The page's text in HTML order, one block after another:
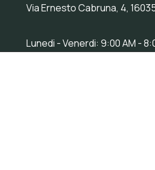
Via Ernesto Cabruna, 4,
Lunedi - Venerdi: 9:00 AM -